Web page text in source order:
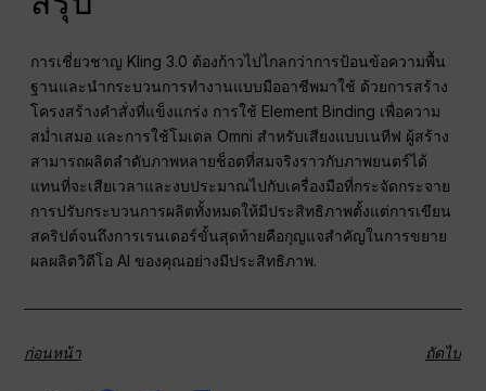
การเชี่ยวชาญ Kling 3.0 ต้องก้าวไปไกลกว่าการป้อนข้อความพื้น
ฐานและนำกระบวนการทำงานแบบมืออาชีพมาใช้ ด้วยการสร้าง
โครงสร้างคำสั่งที่แข็งแกร่ง การใช้ Element Binding เพื่อความ
สม่ำเสมอ และการใช้โมเดล Omni สำหรับเสียงแบบเนทีฟ ผู้สร้าง
สามารถผลิตลำดับภาพหลายช็อตที่สมจริงราวกับภาพยนตร์ได้
แทนที่จะเสียเวลาและงบประมาณไปกับเครื่องมือที่กระจัดกระจาย
การปรับกระบวนการผลิตทั้งหมดให้มีประสิทธิภาพตั้งแต่การเขียน
สคริปต์จนถึงการเรนเดอร์ขั้นสุดท้ายคือกุญแจสำคัญในการขยาย
ผลผลิตวิดีโอ AI ของคุณอย่างมีประสิทธิภาพ.
ก่อนหน้า ถัดไป